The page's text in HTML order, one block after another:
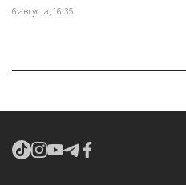
6 августа, 16:35